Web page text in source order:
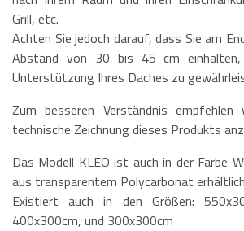
Grill, etc.
Achten Sie jedoch darauf, dass Sie am
Abstand von 30 bis 45 cm
Unterstützung Ihres Daches zu
Zum besseren Verständnis
technische Zeichnung dieses Produkts
Das Modell KLEO ist auch in der Farbe
aus transparentem Polycarbonat
Existiert auch in den Größen:
400x300cm, und 300x300cm